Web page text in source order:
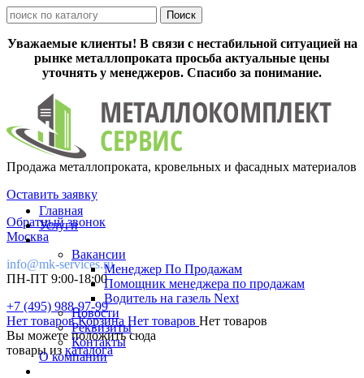
Уважаемые клиенты! В связи с нестабильной ситуацией на
рынке металлопроката просьба актуальные цены
уточнять у менеджеров. Спасибо за понимание.
Продажа металлопроката, кровельных и фасадных материалов
Оставить заявку
Обратный звонок
Москва
info@mk-services.ru
ПН-ПТ 9:00-18:00
+7 (495) 988-97-99
Нет товаровКорзина Нет товаров Нет товаров
Вы можете положить сюда
товары из каталога
Главная
Услуги
Вакансии
Менеджер По Продажам
Помощник менеджера по продажам
Водитель на газель Next
Новости
Реквизиты
Контакты
О компании